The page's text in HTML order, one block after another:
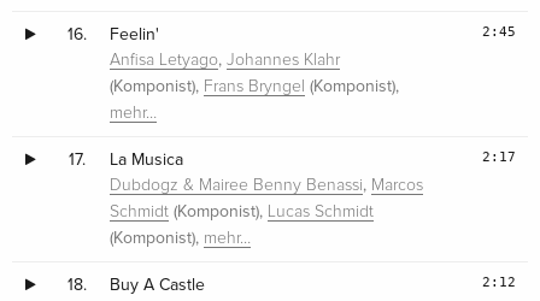
16. Feelin'
Anfisa Letyago,Johannes Klahr
(Komponist), Frans Bryngel (Komponist),
mehr…
2:45
17. La Musica
Dubdogz & Mairee Benny Benassi, Marcos
Schmidt (Komponist), Lucas Schmidt
(Komponist), mehr…
2:17
18. Buy A Castle 2:12